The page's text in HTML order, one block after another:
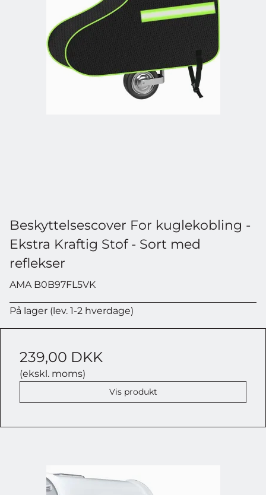
Beskyttelsescover For kuglekobling -
Ekstra Kraftig Stof - Sort med
reflekser
AMA B0B97FL5VK
På lager (lev. 1-2 hverdage)
239,00 DKK
(ekskl. moms)
Vis produkt